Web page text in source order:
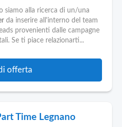
siamo alla ricerca di un/una
da inserire all'interno del team
provenienti dalle campagne
Se ti piace relazionarti...
offerta
Time Legnano